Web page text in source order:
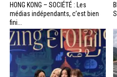
HONG KONG – SOCIÉTÉ : Les
médias indépendants, c’est bien
fini...